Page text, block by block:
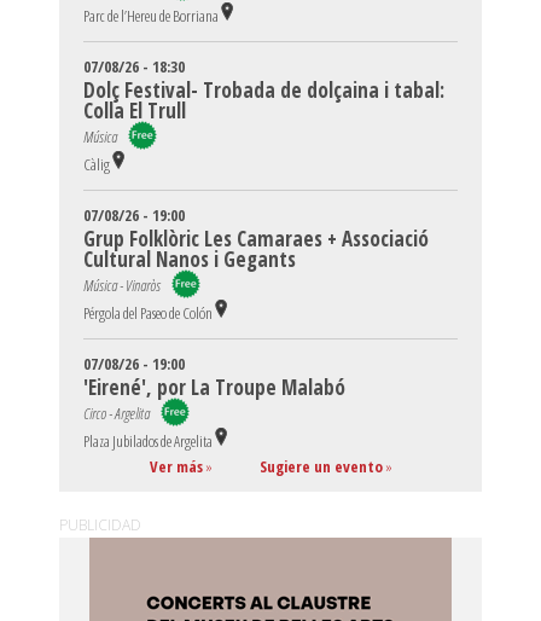
Parc de l’Hereu de Borriana
07/08/26 - 18:30
Dolç Festival- Trobada de dolçaina i tabal:
Colla El Trull
Música
Càlig
07/08/26 - 19:00
Grup Folklòric Les Camaraes + Associació
Cultural Nanos i Gegants
Música - Vinaròs
Pérgola del Paseo de Colón
07/08/26 - 19:00
'Eirené', por La Troupe Malabó
Circo - Argelita
Plaza Jubilados de Argelita
Ver más» Sugiere un evento»
PUBLICIDAD